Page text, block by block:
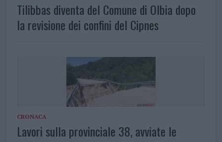
Tilibbas diventa del Comune di Olbia dopo
la revisione dei confini del Cipnes
CRONACA
Lavori sulla provinciale 38, avviate le